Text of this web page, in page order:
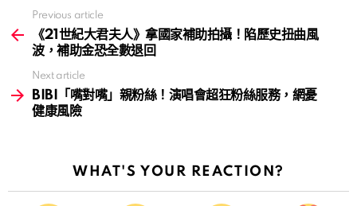
more
Previous article
《21世紀大君夫人》拿國家補助拍攝！陷歷史扭曲風
波，補助金恐全數退回
Next article
BIBI「嘴對嘴」親粉絲！演唱會超狂粉絲服務，網憂
健康風險
WHAT'S YOUR REACTION?